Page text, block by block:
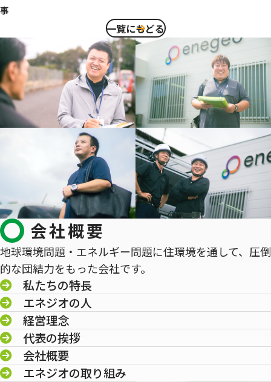
事
一覧にもどる
会社概要
地球環境問題・エネルギー問題に住環境を通して、圧倒
的な団結力をもった会社です。
私たちの特長
エネジオの人
経営理念
代表の挨拶
会社概要
エネジオの取り組み